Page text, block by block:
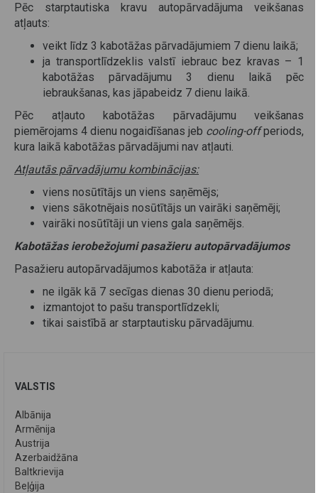
Pēc starptautiska kravu autopārvadājuma veikšanas
atļauts:
veikt līdz 3 kabotāžas pārvadājumiem 7 dienu laikā;
ja transportlīdzeklis valstī iebrauc bez kravas – 1
kabotāžas pārvadājumu 3 dienu laikā pēc
iebraukšanas, kas jāpabeidz 7 dienu laikā.
Pēc atļauto kabotāžas pārvadājumu veikšanas
piemērojams 4 dienu nogaidīšanas jeb cooling-offperiods,
kura laikā kabotāžas pārvadājumi nav atļauti.
Atļautās pārvadājumu kombinācijas:
viens nosūtītājs un viens saņēmējs;
viens sākotnējais nosūtītājs un vairāki saņēmēji;
vairāki nosūtītāji un viens gala saņēmējs.
Kabotāžas ierobežojumi pasažieru autopārvadājumos
Pasažieru autopārvadājumos kabotāža ir atļauta:
ne ilgāk kā 7 secīgas dienas 30 dienu periodā;
izmantojot to pašu transportlīdzekli;
tikai saistībā ar starptautisku pārvadājumu.
VALSTIS
Albānija
Armēnija
Austrija
Azerbaidžāna
Baltkrievija
Beļģija